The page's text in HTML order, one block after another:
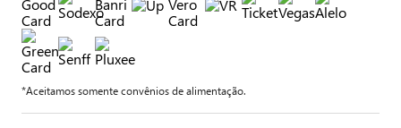
*Aceitamos somente convênios de alimentação.